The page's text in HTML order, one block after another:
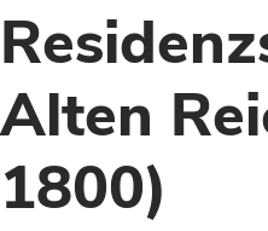
Alten
1800)